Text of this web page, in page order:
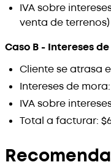
IVA sobre
venta de terrenos)
Caso B - Intereses
Cliente se atrasa
Intereses de
IVA sobre
Total a facturar: